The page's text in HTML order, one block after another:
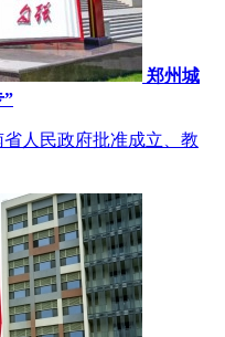
郑州城
”
人民政府批准成立、教